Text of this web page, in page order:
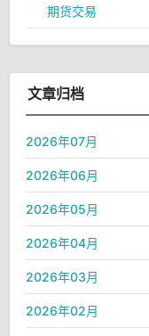
期货交易
文章归档
2026年07月
2026年06月
2026年05月
2026年04月
2026年03月
2026年02月